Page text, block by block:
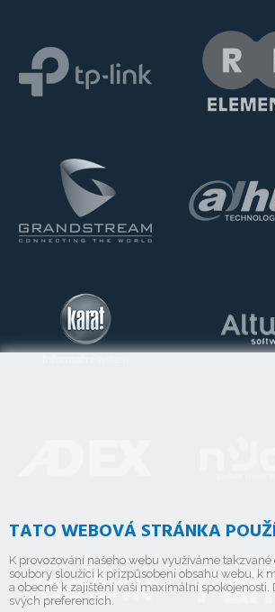
TATO WEBOVÁ STRÁNKA
K provozování našeho webu využíváme takzvané
soubory sloužící k přizpůsobení obsahu webu, k
a obecně k zajištění vaší maximální spokojenosti.
svých preferencích.